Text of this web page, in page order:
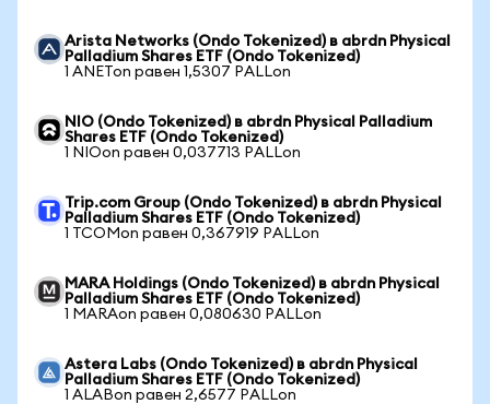
Arista Networks (Ondo Tokenized) в abrdn Physical
Palladium Shares ETF (Ondo Tokenized)
1 ANETon равен 1,5307 PALLon
NIO (Ondo Tokenized) в abrdn Physical Palladium
Shares ETF (Ondo Tokenized)
1 NIOon равен 0,037713 PALLon
Trip.com Group (Ondo Tokenized) в abrdn Physical
Palladium Shares ETF (Ondo Tokenized)
1 TCOMon равен 0,367919 PALLon
MARA Holdings (Ondo Tokenized) в abrdn Physical
Palladium Shares ETF (Ondo Tokenized)
1 MARAon равен 0,080630 PALLon
Astera Labs (Ondo Tokenized) в abrdn Physical
Palladium Shares ETF (Ondo Tokenized)
1 ALABon равен 2,6577 PALLon